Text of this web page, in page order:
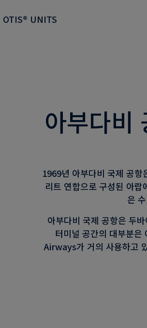
OTIS® UNITS
아부다비
1969년 아부다비 국제 공항
리트 연합으로 구성된 아
은
아부다비 국제 공항은 두
터미널 공간의 대부분
Airways가 거의 사용하고